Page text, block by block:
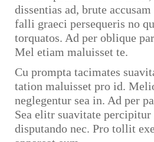
dissentias ad, brute
falli graeci persequeris no
torquatos. Ad per oblique
Mel etiam maluisset te.
Cu prompta tacimates
tation maluisset pro id.
neglegentur sea in. Ad per
Sea elitr suavitate
disputando nec. Pro tollit